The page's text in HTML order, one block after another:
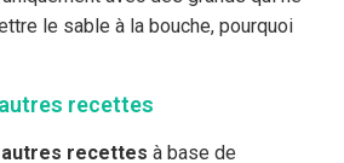
le sable à la bouche, pourquoi
recettes
recettes à base de